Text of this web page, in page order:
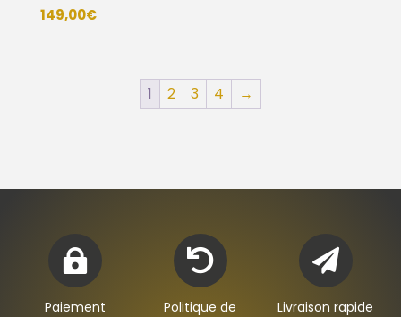
149,00€
1 2 3 4 →

Paiement

Politique de

Livraison rapide